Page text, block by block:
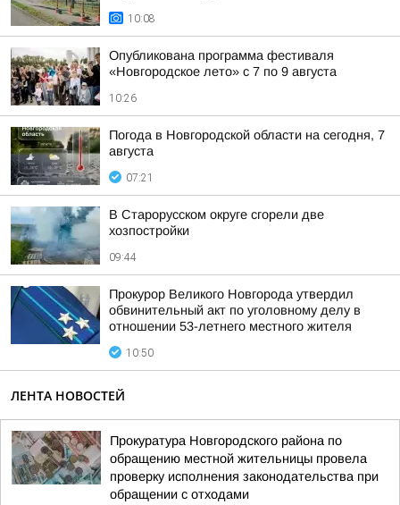
10:08
Опубликована программа фестиваля
«Новгородское лето» с 7 по 9 августа
10:26
Погода в Новгородской области на сегодня, 7
августа
07:21
В Старорусском округе сгорели две
хозпостройки
09:44
Прокурор Великого Новгорода утвердил
обвинительный акт по уголовному делу в
отношении 53-летнего местного жителя
10:50
ЛЕНТА НОВОСТЕЙ
Прокуратура Новгородского района по
обращению местной жительницы провела
проверку исполнения законодательства при
обращении с отходами